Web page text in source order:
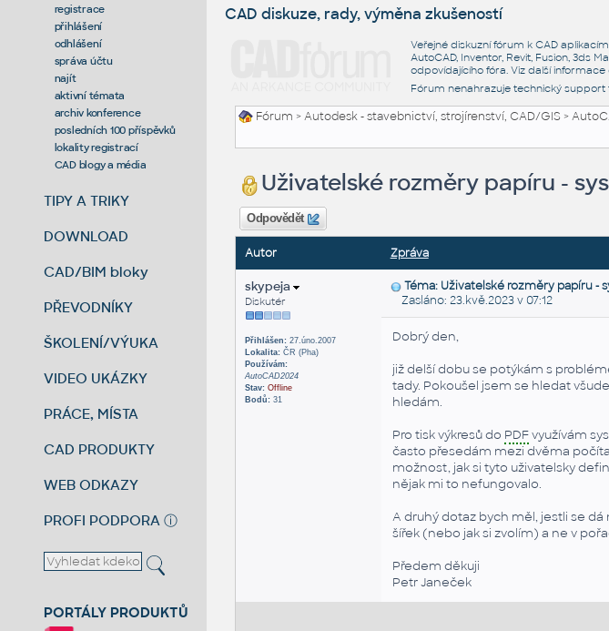
registrace
přihlášení
odhlášení
správa účtu
najít
aktivní témata
archiv konference
posledních 100 příspěvků
lokality registrací
CAD blogy a média
TIPY A TRIKY
DOWNLOAD
CAD/BIM bloky
PŘEVODNÍKY
ŠKOLENÍ/VÝUKA
VIDEO UKÁZKY
PRÁCE, MÍSTA
CAD PRODUKTY
WEB ODKAZY
PROFI PODPORA ⓘ
PORTÁLY PRODUKTŮ
CAD diskuze, rady, výměna zkušeností
Veřejné diskuzní fórum k CAD
AutoCAD, Inventor, Revit, Fusion, 3ds
odpovídajícího fóra. Viz další informace
Fórum nenahrazuje technický support
Fórum >Autodesk - stavebnictví, strojírenství, CAD/GIS>
Uživatelské rozměry papíru -
Odpovědět
Autor Zpráva
skypeja
Diskutér
Přihlášen:27.úno.2007
Lokalita:ČR (Pha)
Používám:
AutoCAD2024
Stav: Offline
Bodů:31
Téma: Uživatelské rozměry papíru -
Zasláno: 23.kvě.2023 v 07:12
Dobrý den,
již delší dobu se potýkám s
tady. Pokoušel jsem se hledat
hledám.
Pro tisk výkresů do PDFvyužívám
často přesedám mezi dvěma
možnost, jak si tyto uživatelsky
nějak mi to nefungovalo.
A druhý dotaz bych měl, jestli se
šířek (nebo jak si zvolím) a ne v
Předem děkuji
Petr Janeček